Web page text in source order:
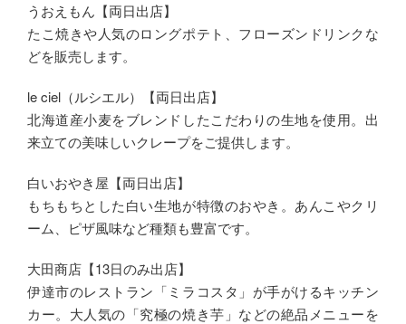
うおえもん【両日出店】
たこ焼きや人気のロングポテト、フローズンドリンクな
どを販売します。
le ciel（ルシエル）【両日出店】
北海道産小麦をブレンドしたこだわりの生地を使用。出
来立ての美味しいクレープをご提供します。
白いおやき屋【両日出店】
もちもちとした白い生地が特徴のおやき。あんこやクリ
ーム、ピザ風味など種類も豊富です。
大田商店【13日のみ出店】
伊達市のレストラン「ミラコスタ」が手がけるキッチン
カー。大人気の「究極の焼き芋」などの絶品メニューを